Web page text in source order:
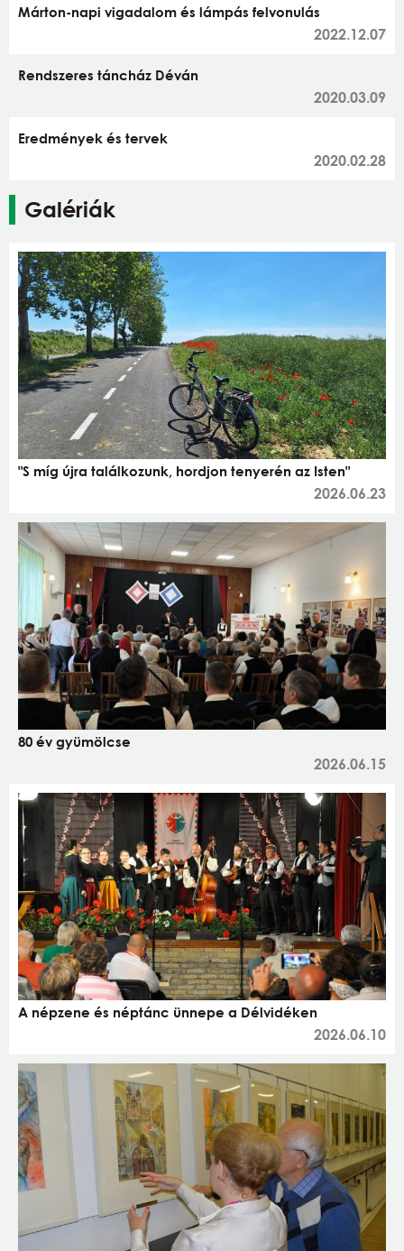
Márton-napi vigadalom és lámpás felvonulás
2022.12.07
Rendszeres táncház Déván
2020.03.09
Eredmények és tervek
2020.02.28
Galériák
"S míg újra találkozunk, hordjon tenyerén az Isten"
2026.06.23
80 év gyümölcse
2026.06.15
A népzene és néptánc ünnepe a Délvidéken
2026.06.10